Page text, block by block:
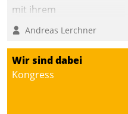
mit ihrem
Wohnungsunternehmen
kommunizieren, auf dem
Laufenden bleiben, Daten
einsehen und ändern
oder
Andreas Lerchner
Wir sind dabei
Kongress